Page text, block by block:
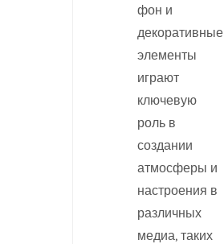
фон и
декоративные
элементы
играют
ключевую
роль в
создании
атмосферы и
настроения в
различных
медиа, таких